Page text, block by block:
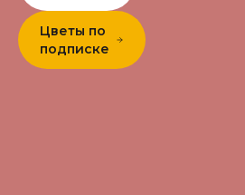
Цветы по
подписке